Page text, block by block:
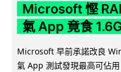
Microsoft 慳
氣 App 竟食
Microsoft 早前承諾改良
氣 App 測試發現最高可佔